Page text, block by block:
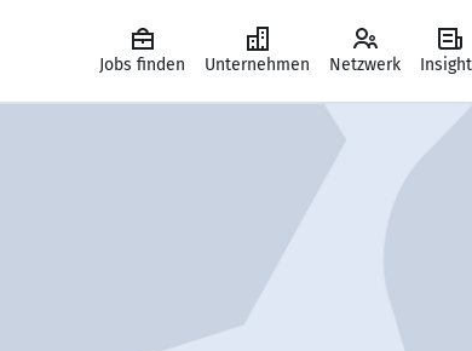
Jobs finden Unternehmen Netzwerk